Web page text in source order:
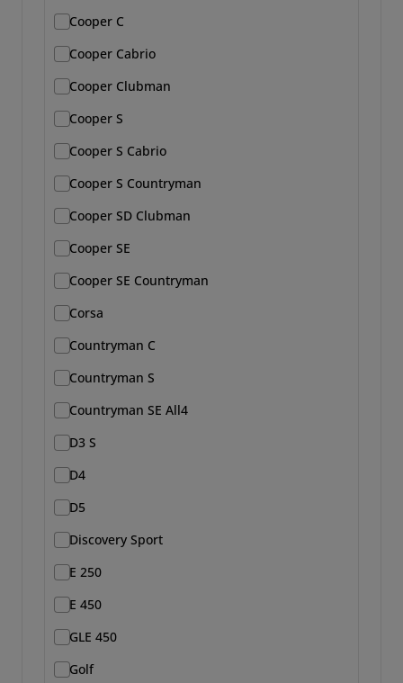
Cooper C
Cooper Cabrio
Cooper Clubman
Cooper S
Cooper S Cabrio
Cooper S Countryman
Cooper SD Clubman
Cooper SE
Cooper SE Countryman
Corsa
Countryman C
Countryman S
Countryman SE All4
D3 S
D4
D5
Discovery Sport
E 250
E 450
GLE 450
Golf